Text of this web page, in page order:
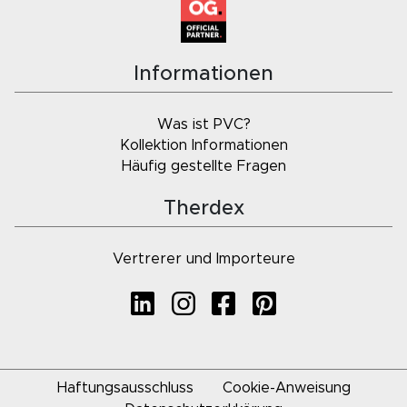
Informationen
Was ist PVC?
Kollektion Informationen
Häufig gestellte Fragen
Therdex
Vertrerer und Importeure
Haftungsausschluss
Cookie-Anweisung